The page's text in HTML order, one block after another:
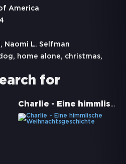
America
Naomi L. Selfman
, home alone, christmas,
for
Charlie - Eine himmlische Weihnachtsgeschichte